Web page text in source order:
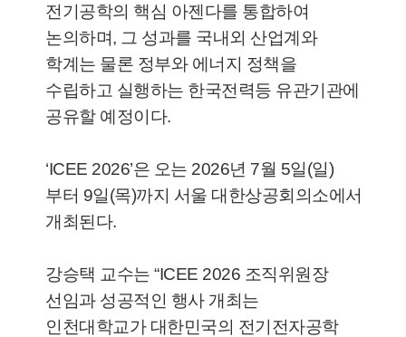
전기공학의 핵심 아젠다를 통합하여
논의하며, 그 성과를 국내외 산업계와
학계는 물론 정부와 에너지 정책을
수립하고 실행하는 한국전력등 유관기관에
공유할 예정이다.
‘ICEE 2026’은 오는 2026년 7월 5일(일)
부터 9일(목)까지 서울 대한상공회의소에서
개최된다.
강승택 교수는 “ICEE 2026 조직위원장
선임과 성공적인 행사 개최는
인천대학교가 대한민국의 전기전자공학